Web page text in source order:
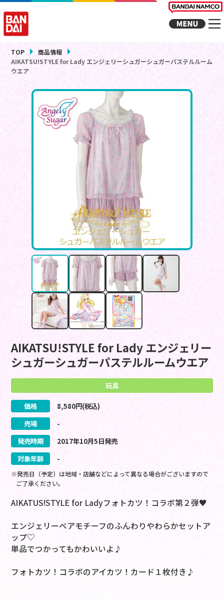
TOP
商品情報
AIKATSU!STYLE for Lady エンジェリーシュガーシュガーパステルルーム
ウエア
AIKATSU!STYLE for Lady エンジェリー
シュガーシュガーパステルルームウエア
玩具
価格 8,580円(税込)
売場
-
発売時期
2017年10月5日発売
対象年齢
-
※発売日（予定）は地域・店舗などによって異なる場合がございますので
ご了承ください。
AIKATUS!STYLE for Ladyフォトカツ！コラボ第２弾♥
エンジェリーベアモチーフのふんわりやわらかセットア
ップ♡
単品でつかってもかわいいよ♪
フォトカツ！コラボのアイカツ！カード１枚付き♪